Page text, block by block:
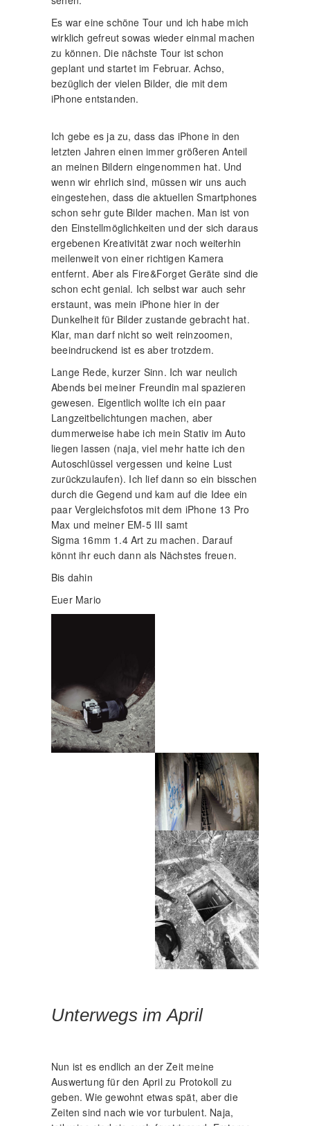
Es war eine schöne Tour und ich habe mich
wirklich gefreut sowas wieder einmal machen
zu können. Die nächste Tour ist schon
geplant und startet im Februar. Achso,
bezüglich der vielen Bilder, die mit dem
iPhone entstanden.
Ich gebe es ja zu, dass das iPhone in den
letzten Jahren einen immer größeren Anteil
an meinen Bildern eingenommen hat. Und
wenn wir ehrlich sind, müssen wir uns auch
eingestehen, dass die aktuellen Smartphones
schon sehr gute Bilder machen. Man ist von
den Einstellmöglichkeiten und der sich daraus
ergebenen Kreativität zwar noch weiterhin
meilenweit von einer richtigen Kamera
entfernt. Aber als Fire&Forget Geräte sind die
schon echt genial. Ich selbst war auch sehr
erstaunt, was mein iPhone hier in der
Dunkelheit für Bilder zustande gebracht hat.
Klar, man darf nicht so weit reinzoomen,
beeindruckend ist es aber trotzdem.
Lange Rede, kurzer Sinn. Ich war neulich
Abends bei meiner Freundin mal spazieren
gewesen. Eigentlich wollte ich ein paar
Langzeitbelichtungen machen, aber
dummerweise habe ich mein Stativ im Auto
liegen lassen (naja, viel mehr hatte ich den
Autoschlüssel vergessen und keine Lust
zurückzulaufen). Ich lief dann so ein bisschen
durch die Gegend und kam auf die Idee ein
paar Vergleichsfotos mit dem iPhone 13 Pro
Max und meiner EM-5 III samt
Sigma 16mm 1.4 Art zu machen. Darauf
könnt ihr euch dann als Nächstes freuen.
Bis dahin
Euer Mario
Unterwegs im April
Nun ist es endlich an der Zeit meine
Auswertung für den April zu Protokoll zu
geben. Wie gewohnt etwas spät, aber die
Zeiten sind nach wie vor turbulent. Naja,